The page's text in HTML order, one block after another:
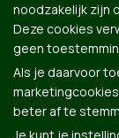
noodzakelijk zijn
Deze cookies
geen
Als je daarvoor
beter af te